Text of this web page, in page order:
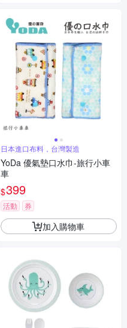
日本進口布料，台灣製造
YoDa 優氣墊口水巾-旅行小車
車
$399
活動 券
加入購物車